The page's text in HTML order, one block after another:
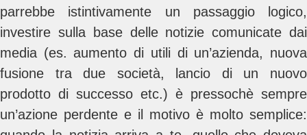
parrebbe istintivamente un passaggio logico,
investire sulla base delle notizie comunicate dai
media (es. aumento di utili di un’azienda, nuova
fusione tra due società, lancio di un nuovo
prodotto di successo etc.) è pressochè sempre
un’azione perdente e il motivo è molto semplice: